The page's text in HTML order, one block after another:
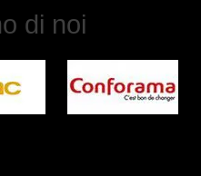
di noi